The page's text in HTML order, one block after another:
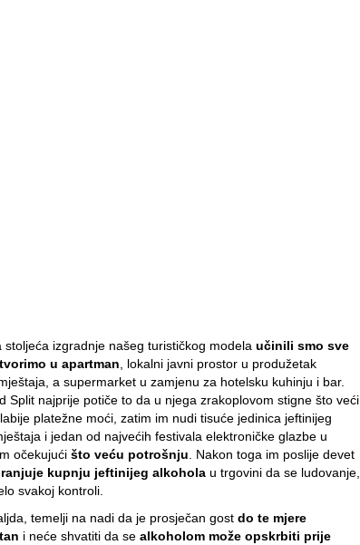
stoljeća izgradnje našeg turističkog modela učinili smo sve
u apartman, lokalni javni prostor u produžetak
a supermarket u zamjenu za hotelsku kuhinju i bar.
Split najprije potiče to da u njega zrakoplovom stigne što veći
platežne moći, zatim im nudi tisuće jedinica jeftinijeg
i jedan od najvećih festivala elektroničke glazbe u
očekujući što veću potrošnju. Nakon toga im poslije devet
kupnju jeftinijeg alkohola u trgovini da se ludovanje,
svakoj kontroli.
temelji na nadi da je prosječan gost do te mjere
i neće shvatiti da se alkoholom može opskrbiti prije